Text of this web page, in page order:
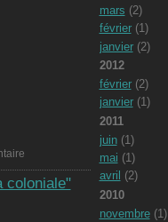
coloniale"
mars (2)
février(1)
janvier(2)
2012
février(2)
janvier(1)
2011
juin(1)
mai (1)
avril (2)
2010
novembre(1)